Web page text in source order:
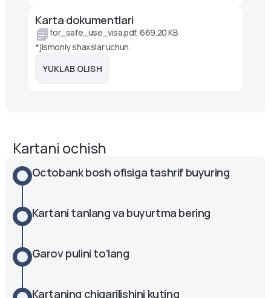
Karta dokumentlari
for_safe_use_visa.pdf, 669.20 KB
*jismoniy shaxslar uchun
YUKLAB OLISH
Kartani ochish
Octobank bosh ofisiga tashrif buyuring
Kartani tanlang va buyurtma bering
Garov pulini to‘lang
Kartaning chiqarilishini kuting